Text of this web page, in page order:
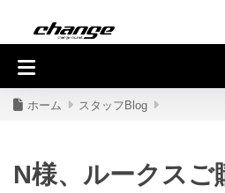
入庫車情報
ホーム スタッフBlog
N様、ルークスご